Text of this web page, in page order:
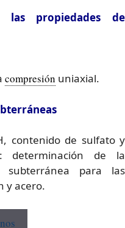
las propiedades de
compresión uniaxial.
contenido de sulfato y
determinación de la
subterránea para las
y acero.